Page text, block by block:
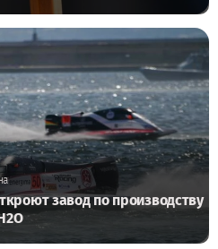
завод по производству